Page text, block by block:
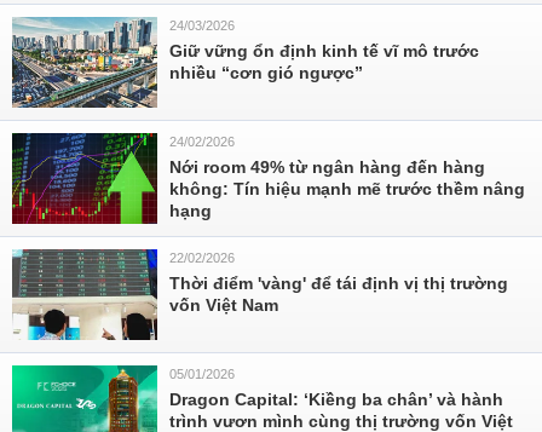
24/03/2026
Giữ vững ổn định kinh tế vĩ mô trước
nhiều “cơn gió ngược”
24/02/2026
Nới room 49% từ ngân hàng đến hàng
không: Tín hiệu mạnh mẽ trước thềm nâng
hạng
22/02/2026
Thời điểm 'vàng' để tái định vị thị trường
vốn Việt Nam
05/01/2026
Dragon Capital: ‘Kiềng ba chân’ và hành
trình vươn mình cùng thị trường vốn Việt